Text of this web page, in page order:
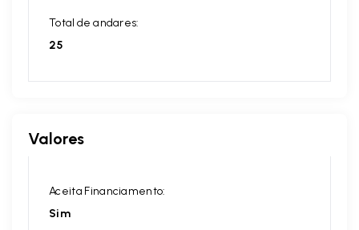
Total de andares:
25
Valores
Aceita Financiamento:
Sim